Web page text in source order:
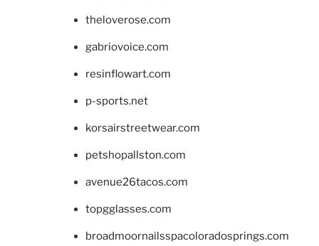
theloverose.com
gabriovoice.com
resinflowart.com
p-sports.net
korsairstreetwear.com
petshopallston.com
avenue26tacos.com
topgglasses.com
broadmoornailsspacoloradosprings.com